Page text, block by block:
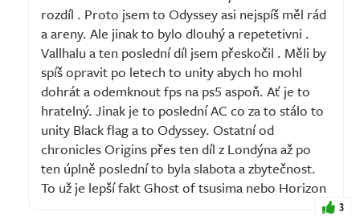
rozdíl . Proto jsem to Odyssey asi nejspíš měl rád
a areny. Ale jinak to bylo dlouhý a repetetivni .
Vallhalu a ten poslední díl jsem přeskočil . Měli by
spíš opravit po letech to unity abych ho mohl
dohrát a odemknout fps na ps5 aspoň. Ať je to
hratelný. Jinak je to poslední AC co za to stálo to
unity Black flag a to Odyssey. Ostatní od
chronicles Origins přes ten díl z Londýna až po
ten úplně poslední to byla slabota a zbytečnost.
To už je lepší fakt Ghost of tsusima nebo Horizon
3